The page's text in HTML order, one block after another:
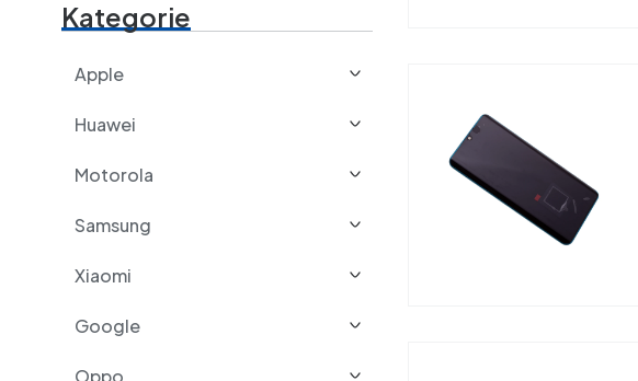
Kategorie
Apple
Huawei
Motorola
Samsung
Xiaomi
Google
Oppo